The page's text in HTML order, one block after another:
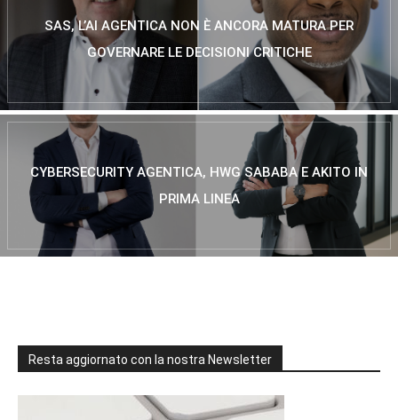
SAS, L’AI AGENTICA NON È ANCORA MATURA PER
GOVERNARE LE DECISIONI CRITICHE
CYBERSECURITY AGENTICA, HWG SABABA E AKITO IN
PRIMA LINEA
Resta aggiornato con la nostra Newsletter